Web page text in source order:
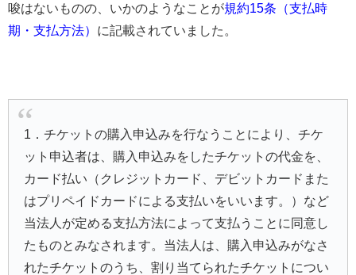
唆はないものの、いかのようなことが規約15条（支払時
期・支払方法） に記載されていました。
1．チケットの購入申込みを行なうことにより、チケ
ット申込者は、購入申込みをしたチケットの代金を、
カード払い（クレジットカード、デビットカードまた
はプリペイドカードによる支払いをいいます。）など
当法人が定める支払方法によって支払うことに同意し
たものとみなされます。当法人は、購入申込みがなさ
れたチケットのうち、割り当てられたチケットについ